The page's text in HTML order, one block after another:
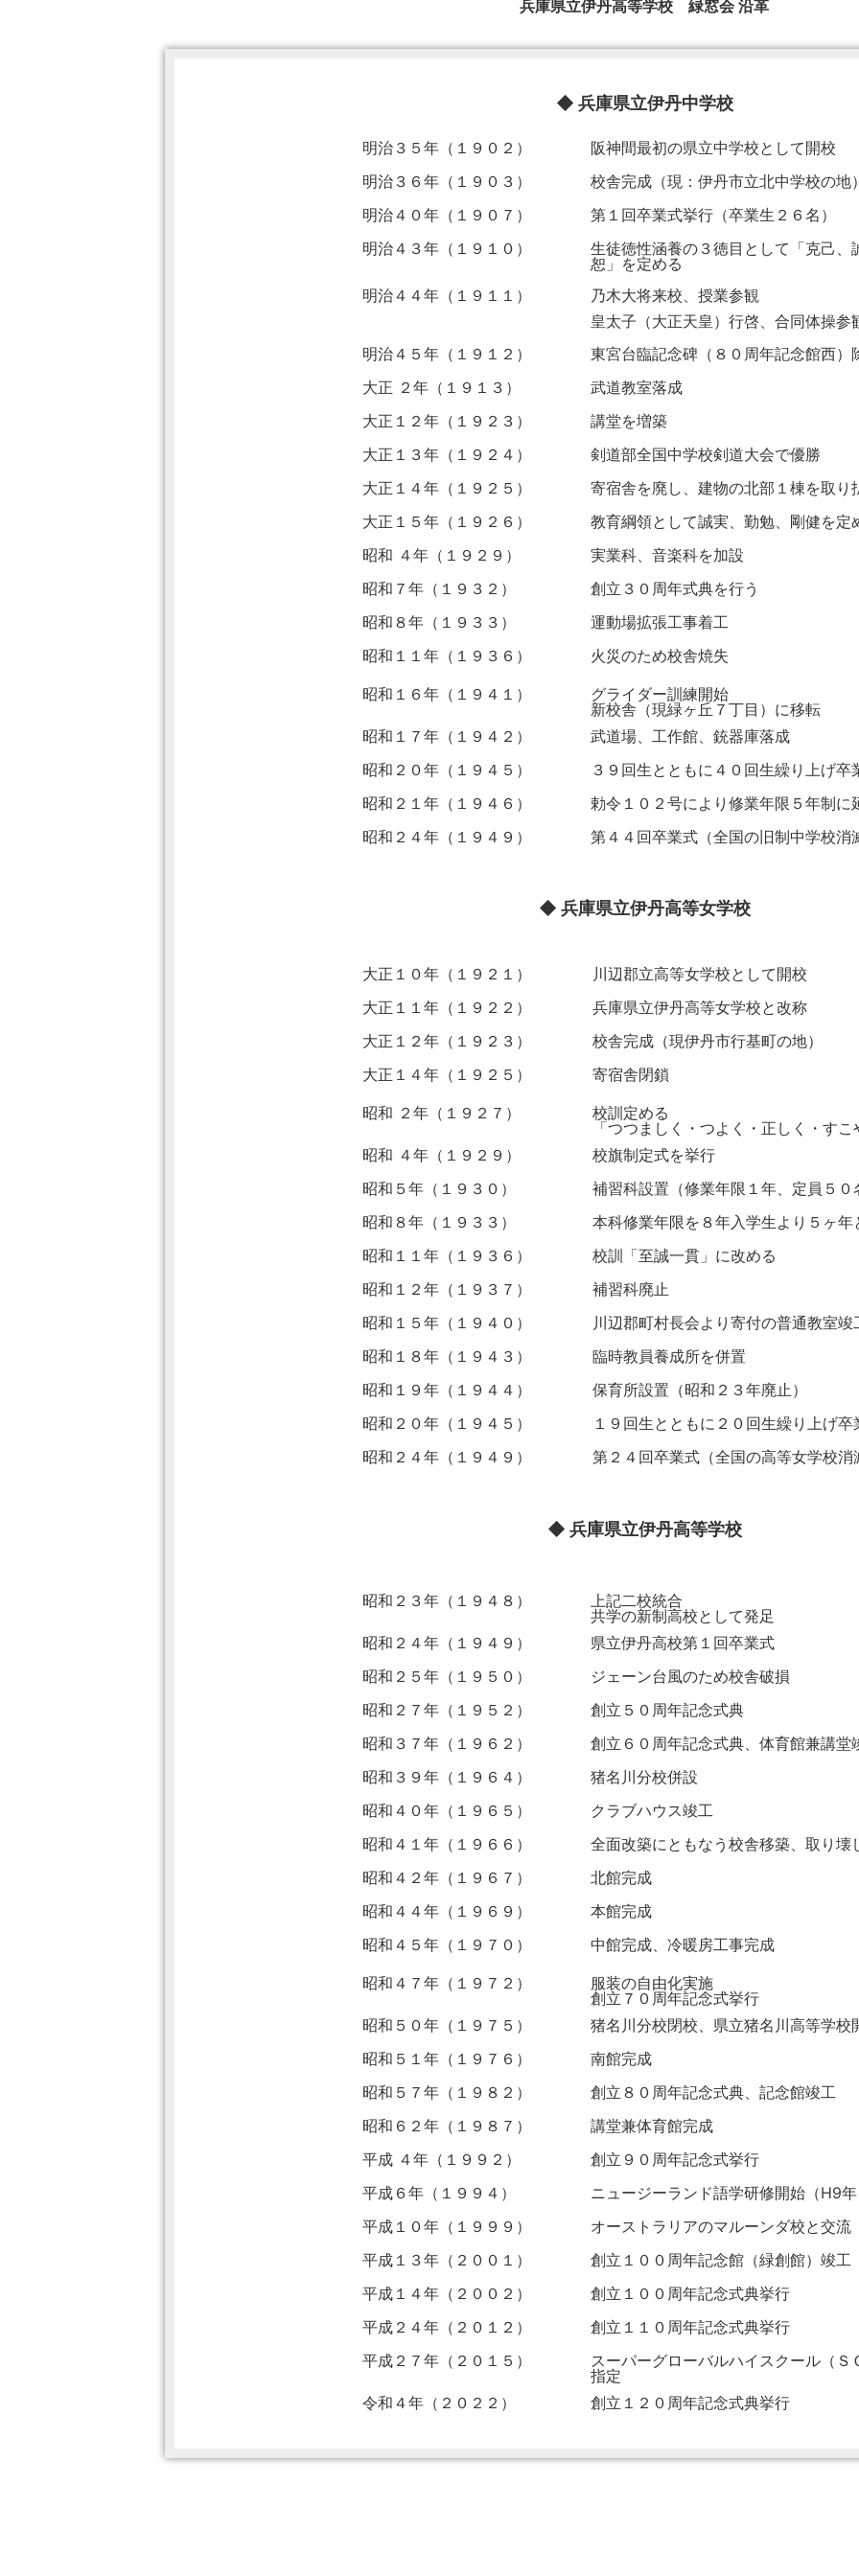
兵庫県立伊丹高等学校 緑窓会 沿革
◆ 兵庫県立伊丹中学校
明治３５年（１９０２）
阪神間最初の県立中学校として開校
明治３６年（１９０３）
校舎完成（現：伊丹市立北中学校の地）
明治４０年（１９０７）
第１回卒業式挙行（卒業生２６名）
明治４３年（１９１０）
生徒徳性涵養の３徳目として「克己、
恕」を定める
明治４４年（１９１１）
乃木大将来校、授業参観
皇太子（大正天皇）行啓、合同体操参
明治４５年（１９１２）
東宮台臨記念碑（８０周年記念館西）
大正 ２年（１９１３）
武道教室落成
大正１２年（１９２３）
講堂を増築
大正１３年（１９２４）
剣道部全国中学校剣道大会で優勝
大正１４年（１９２５）
寄宿舎を廃し、建物の北部１棟を取り
大正１５年（１９２６）
教育綱領として誠実、勤勉、剛健を定
昭和 ４年（１９２９）
実業科、音楽科を加設
昭和７年（１９３２）
創立３０周年式典を行う
昭和８年（１９３３）
運動場拡張工事着工
昭和１１年（１９３６）
火災のため校舎焼失
昭和１６年（１９４１）
グライダー訓練開始
新校舎（現緑ヶ丘７丁目）に移転
昭和１７年（１９４２）
武道場、工作館、銃器庫落成
昭和２０年（１９４５）
３９回生とともに４０回生繰り上げ卒
昭和２１年（１９４６）
勅令１０２号により修業年限５年制に
昭和２４年（１９４９）
第４４回卒業式（全国の旧制中学校消
◆ 兵庫県立伊丹高等女学校
大正１０年（１９２１）
川辺郡立高等女学校として開校
大正１１年（１９２２）
兵庫県立伊丹高等女学校と改称
大正１２年（１９２３）
校舎完成（現伊丹市行基町の地）
大正１４年（１９２５）
寄宿舎閉鎖
昭和 ２年（１９２７）
校訓定める
「つつましく・つよく・正しく・すこ
昭和 ４年（１９２９）
校旗制定式を挙行
昭和５年（１９３０）
補習科設置（修業年限１年、定員５０
昭和８年（１９３３）
本科修業年限を８年入学生より５ヶ年
昭和１１年（１９３６）
校訓「至誠一貫」に改める
昭和１２年（１９３７）
補習科廃止
昭和１５年（１９４０）
川辺郡町村長会より寄付の普通教室竣
昭和１８年（１９４３）
臨時教員養成所を併置
昭和１９年（１９４４）
保育所設置（昭和２３年廃止）
昭和２０年（１９４５）
１９回生とともに２０回生繰り上げ卒
昭和２４年（１９４９）
第２４回卒業式（全国の高等女学校消
◆ 兵庫県立伊丹高等学校
昭和２３年（１９４８）
上記二校統合
共学の新制高校として発足
昭和２４年（１９４９）
県立伊丹高校第１回卒業式
昭和２５年（１９５０）
ジェーン台風のため校舎破損
昭和２７年（１９５２）
創立５０周年記念式典
昭和３７年（１９６２）
創立６０周年記念式典、体育館兼講堂
昭和３９年（１９６４）
猪名川分校併設
昭和４０年（１９６５）
クラブハウス竣工
昭和４１年（１９６６）
全面改築にともなう校舎移築、取り壊
昭和４２年（１９６７）
北館完成
昭和４４年（１９６９）
本館完成
昭和４５年（１９７０）
中館完成、冷暖房工事完成
昭和４７年（１９７２）
服装の自由化実施
創立７０周年記念式挙行
昭和５０年（１９７５）
猪名川分校閉校、県立猪名川高等学校
昭和５１年（１９７６）
南館完成
昭和５７年（１９８２）
創立８０周年記念式典、記念館竣工
昭和６２年（１９８７）
講堂兼体育館完成
平成 ４年（１９９２）
創立９０周年記念式挙行
平成６年（１９９４）
ニュージーランド語学研修開始（H9年
平成１０年（１９９９）
オーストラリアのマルーンダ校と交流
平成１３年（２００１）
創立１００周年記念館（緑創館）竣工
平成１４年（２００２）
創立１００周年記念式典挙行
平成２４年（２０１２）
創立１１０周年記念式典挙行
平成２７年（２０１５）
スーパーグローバルハイスクール（Ｓ
指定
令和４年（２０２２）
創立１２０周年記念式典挙行